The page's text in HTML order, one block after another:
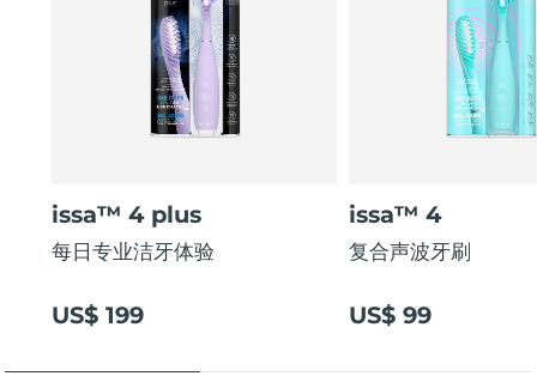
issa™ 4 plus
每日专业洁牙体验
US$ 199
issa™ 4
复合声波牙刷
US$ 99